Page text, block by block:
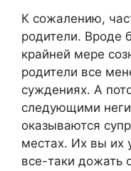
К сожалению,
родители. Вроде
крайней мере
родители все
суждениях. А
следующими
оказываются
местах. Их вы их
все-таки дожать